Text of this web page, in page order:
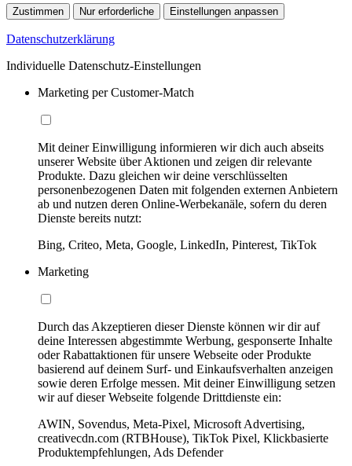
Zustimmen Nur erforderliche Einstellungen anpassen
Datenschutzerklärung
Individuelle Datenschutz-Einstellungen
Marketing per Customer-Match
Mit deiner Einwilligung informieren wir dich auch abseits
unserer Website über Aktionen und zeigen dir relevante
Produkte. Dazu gleichen wir deine verschlüsselten
personenbezogenen Daten mit folgenden externen Anbietern
ab und nutzen deren Online-Werbekanäle, sofern du deren
Dienste bereits nutzt:
Bing, Criteo, Meta, Google, LinkedIn, Pinterest, TikTok
Marketing
Durch das Akzeptieren dieser Dienste können wir dir auf
deine Interessen abgestimmte Werbung, gesponserte Inhalte
oder Rabattaktionen für unsere Webseite oder Produkte
basierend auf deinem Surf- und Einkaufsverhalten anzeigen
sowie deren Erfolge messen. Mit deiner Einwilligung setzen
wir auf dieser Webseite folgende Drittdienste ein:
AWIN, Sovendus, Meta-Pixel, Microsoft Advertising,
creativecdn.com (RTBHouse), TikTok Pixel, Klickbasierte
Produktempfehlungen, Ads Defender